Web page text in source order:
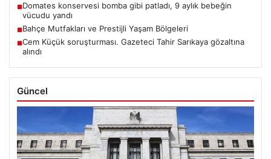
■Domates konservesi bomba gibi patladı, 9 aylık bebeğin
vücudu yandı
■Bahçe Mutfakları ve Prestijli Yaşam Bölgeleri
■Cem Küçük soruşturması. Gazeteci Tahir Sarıkaya gözaltına
alındı
Güncel